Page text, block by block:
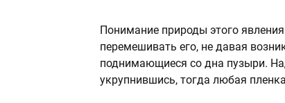
Понимание природы этого
перемешивать его, не давая
поднимающиеся со дна пузыри.
укрупнившись, тогда любая